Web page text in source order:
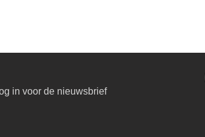
in voor de nieuwsbrief